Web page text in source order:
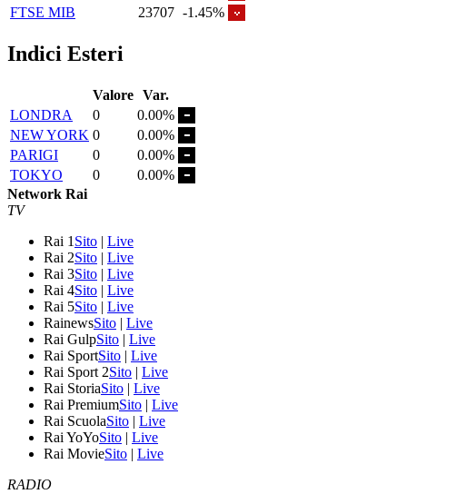
FTSE MIB
23707 -1.45%
Indici Esteri
Valore Var.
LONDRA
0
0.00%
NEW YORK 0
0.00%
PARIGI
0
0.00%
TOKYO
0
0.00%
Network Rai
TV
Rai 1 Sito | Live
Rai 2Sito | Live
Rai 3Sito | Live
Rai 4Sito | Live
Rai 5Sito | Live
RainewsSito | Live
Rai GulpSito | Live
Rai SportSito | Live
Rai Sport 2Sito | Live
Rai StoriaSito | Live
Rai PremiumSito | Live
Rai ScuolaSito | Live
Rai YoYoSito | Live
Rai MovieSito | Live
RADIO